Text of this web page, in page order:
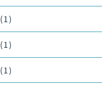
(1)
(1)
(1)